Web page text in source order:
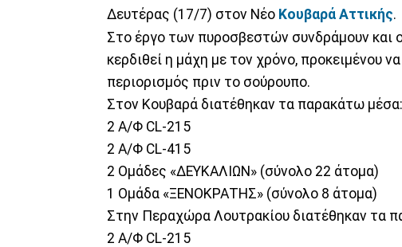
Δευτέρας (17/7) στον Νέο Κουβαρά Αττικής.
Στο έργο των πυροσβεστών συνδράμουν και
κερδιθεί η μάχη με τον χρόνο, προκειμένου
περιορισμός πριν το σούρουπο.
Στον Κουβαρά διατέθηκαν τα παρακάτω μέσα:
2 Α/Φ CL-215
2 A/Φ CL-415
2 Ομάδες «ΔΕΥΚΑΛΙΩΝ» (σύνολο 22 άτομα)
1 Ομάδα «ΞΕΝΟΚΡΑΤΗΣ» (σύνολο 8 άτομα)
Στην Περαχώρα Λουτρακίου διατέθηκαν τα
2 Α/Φ CL-215